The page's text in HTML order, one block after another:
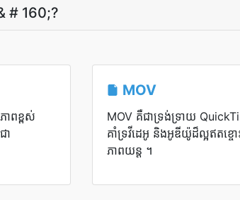
# 160;?
ាពខ្ពស់
ា
MOV
MOV គឺ​ជា​ទ្រង់ទ្រាយ
គាំទ្រ​វីដេអូ និង​អូឌីយ៉ូ​ដ៏​ល្អ​ឥតខ្ច
ភាពយន្ត ។